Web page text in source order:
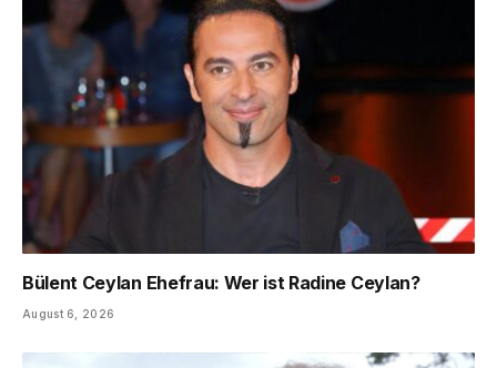
Bülent Ceylan Ehefrau: Wer ist Radine Ceylan?
August 6, 2026